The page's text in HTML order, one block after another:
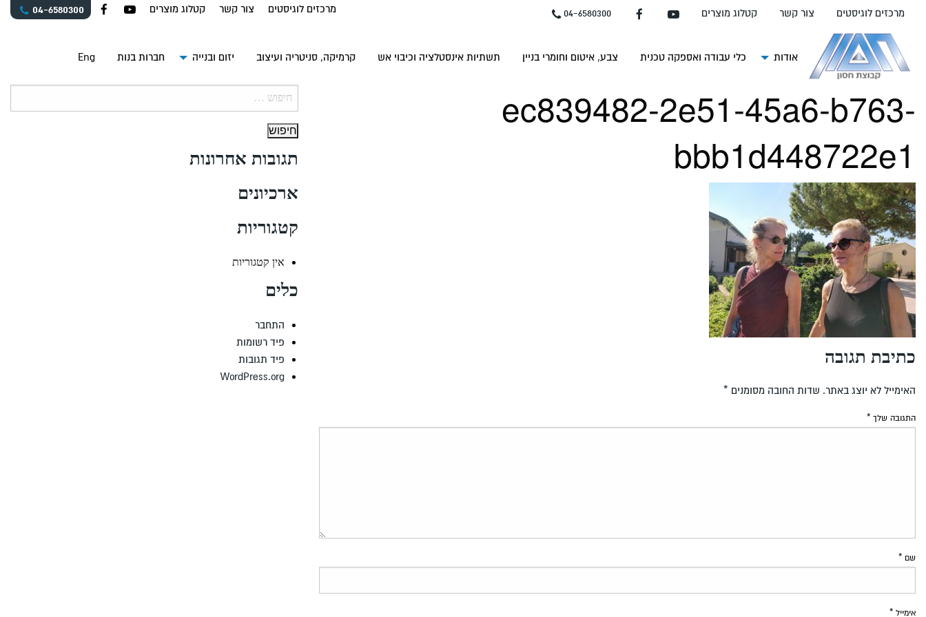
העמוד
מרכזים לוגיסטים צור קשר קטלוג מוצרים 04-6580300 מרכזים לוגיסטים צור קשר קטלוג מוצרים 04-6580300
אודות כלי עבודה ואספקה טכנית צבע, איטום וחומרי בניין תשתיות אינסטלציה וכיבוי אש קרמיקה, סניטריה ועיצוב יזום ובנייה חברות בנות Eng
ec839482-2e51-45a6-b763-
bbb1d448722e1
כתיבת תגובה
האימייל לא יוצג באתר. שדות החובה מסומנים *
התגובה שלך *
שם *
אימייל *
תגובות אחרונות
ארכיונים
קטגוריות
אין קטגוריות
כלים
התחבר
פיד רשומות
פיד תגובות
WordPress.org